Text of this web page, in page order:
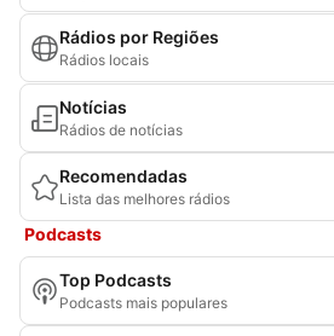
Rádios por Regiões
Rádios locais
Notícias
Rádios de notícias
Recomendadas
Lista das melhores rádios
Podcasts
Top Podcasts
Podcasts mais populares